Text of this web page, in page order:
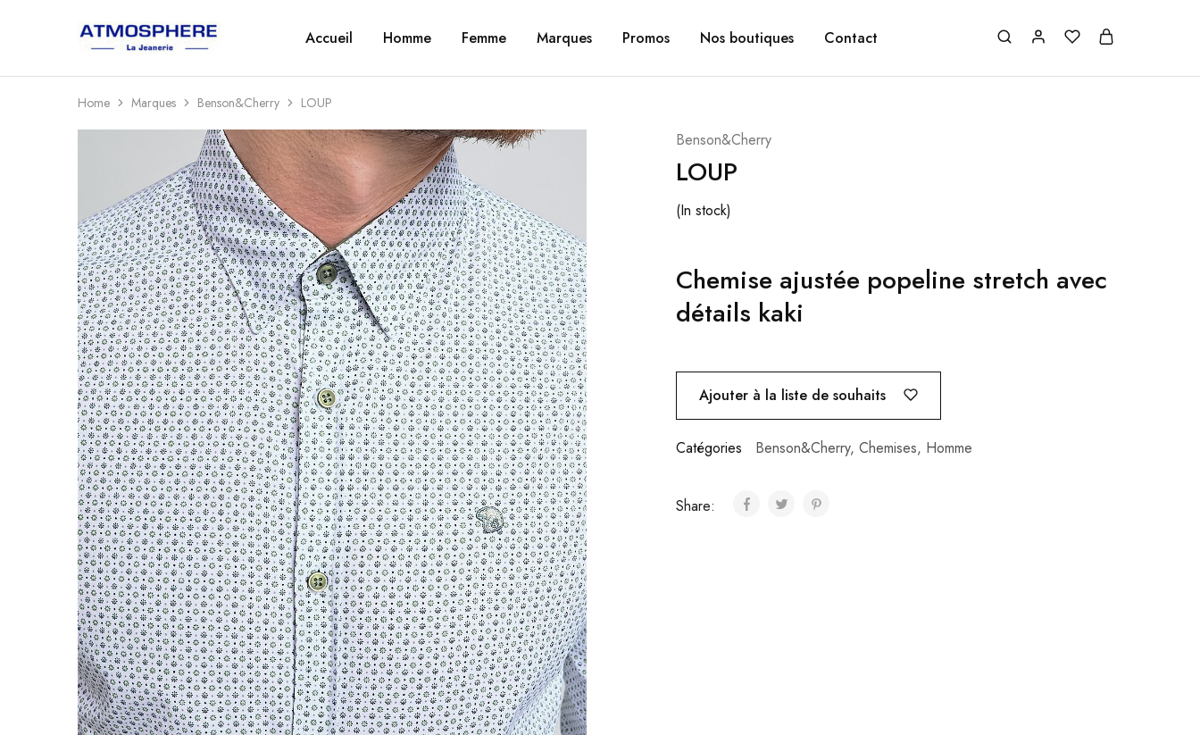
Atmosphère
La
Un
utilisant
Accueil Homme Femme Marques Promos Nos boutiques Contact
Home Marques Benson&Cherry LOUP
Benson&Cherry
LOUP
(In stock)
Chemise ajustée popeline stretch avec
détails kaki
Ajouter à la liste de souhaits
Catégories Benson&Cherry, Chemises, Homme
Share: